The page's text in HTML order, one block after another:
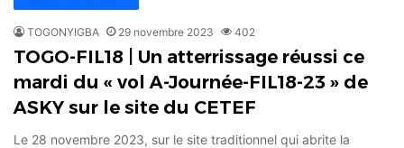
TOGONYIGBA 29 novembre 2023 402
TOGO-FIL18 | Un atterrissage réussi ce
mardi du « vol A-Journée-FIL18-23 » de
ASKY sur le site du CETEF
Le 28 novembre 2023, sur le site traditionnel qui abrite la